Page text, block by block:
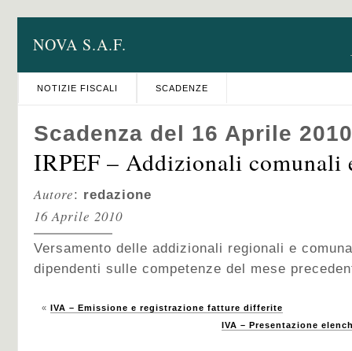
NOVA S.A.F.
NOTIZIE FISCALI SCADENZE
Scadenza del 16 Aprile 2010
IRPEF – Addizionali comunali
Autore: redazione
16 Aprile 2010
Versamento delle addizionali regionali e
dipendenti sulle competenze del mese
« IVA – Emissione e registrazione fatture differite
IVA – Presentazione